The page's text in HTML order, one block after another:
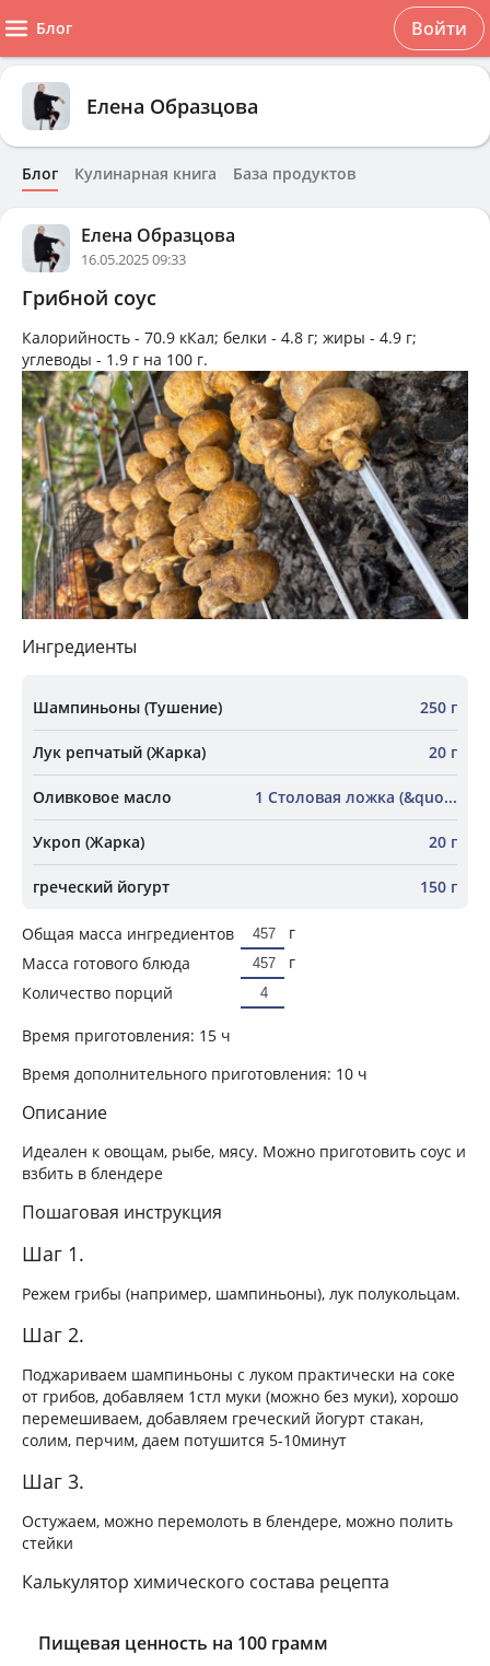
Блог Войти
Елена Образцова
Блог Кулинарная книга База продуктов
Елена Образцова
16.05.2025 09:33
Грибной соус
Калорийность - 70.9 кКал; белки - 4.8 г; жиры - 4.9 г;
углеводы - 1.9 г на 100 г.
Ингредиенты
Шампиньоны (Тушение) 250 г
Лук репчатый (Жарка) 20 г
Оливковое масло 1 Столовая ложка (&quo...
Укроп (Жарка) 20 г
греческий йогурт 150 г
Общая масса ингредиентов
г
Масса готового блюда
г
Количество порций
Время приготовления: 15 ч
Время дополнительного приготовления: 10 ч
Описание
Идеален к овощам, рыбе, мясу. Можно приготовить соус и
взбить в блендере
Пошаговая инструкция
Шаг 1.
Режем грибы (например, шампиньоны), лук полукольцам.
Шаг 2.
Поджариваем шампиньоны с луком практически на соке
от грибов, добавляем 1стл муки (можно без муки), хорошо
перемешиваем, добавляем греческий йогурт стакан,
солим, перчим, даем потушится 5-10минут
Шаг 3.
Остужаем, можно перемолоть в блендере, можно полить
стейки
Калькулятор химического состава рецепта
Пищевая ценность на 100 грамм